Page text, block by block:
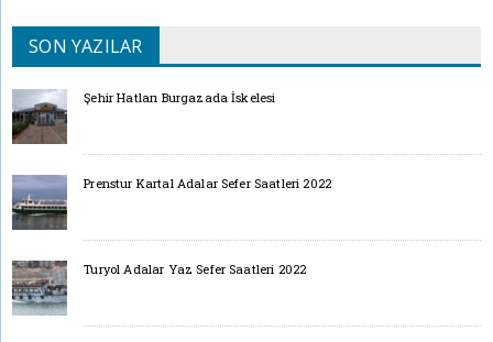
SON YAZILAR
Şehir Hatları Burgazada İskelesi
Prenstur Kartal Adalar Sefer Saatleri 2022
Turyol Adalar Yaz Sefer Saatleri 2022